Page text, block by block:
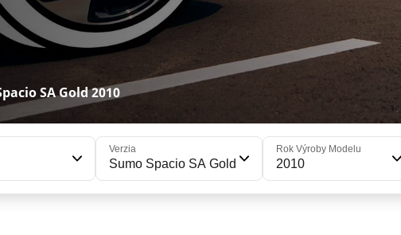
SA Gold 2010
Verzia
Sumo Spacio SA Gold
Rok Výroby Modelu
2010